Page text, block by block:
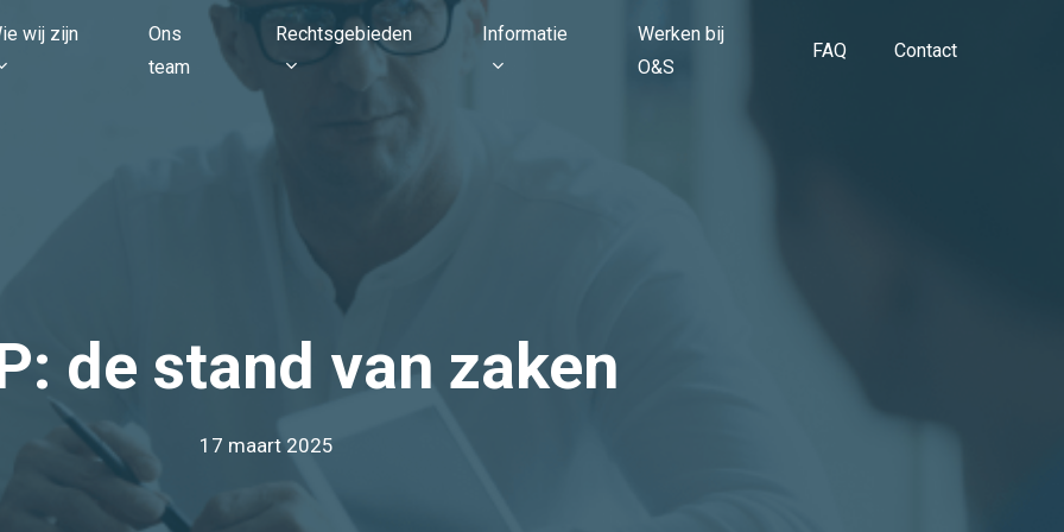
wij zijn
Ons
team
Rechtsgebieden Informatie
Werken bij
O&S
FAQ Contact
de stand van zaken
17 maart 2025